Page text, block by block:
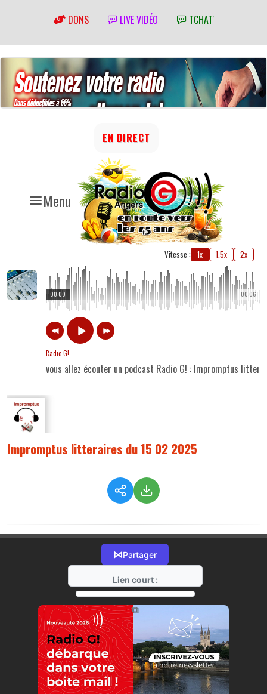
DONS LIVE VIDÉO TCHAT'
Menu
EN DIRECT
Vitesse : 1x 1.5x 2x
00:06
00:00
Radio G!
vous allez écouter un podcast Radio G! : Impromptus
Impromptus litteraires du 15 02 2025
⋈Partager
Lien court :
https://radio-g.fr?16892
⧉